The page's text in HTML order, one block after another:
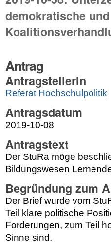
demokratische
Antrag
AntragstellerIn
Referat Hochschulpolitik
Antragsdatum
2019-10-08
Antragstext
Der StuRa möge
Bildungswesen
Begründung zum
Der Brief wurde vom
Teil klare politische
Forderungen, zum Teil
Sinne sind.